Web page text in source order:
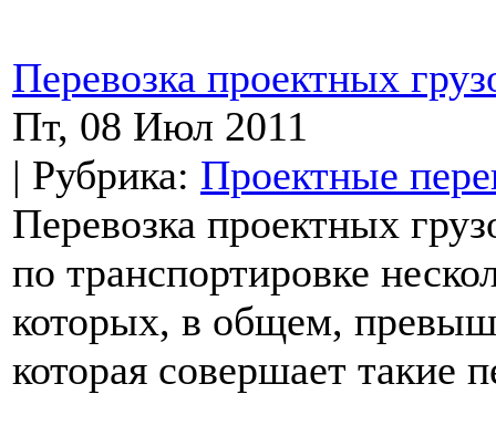
Перевозка проектных
Пт, 08 Июл 2011
| Рубрика: Проектные
Перевозка проектных
по транспортировке
которых, в общем,
которая совершает такие